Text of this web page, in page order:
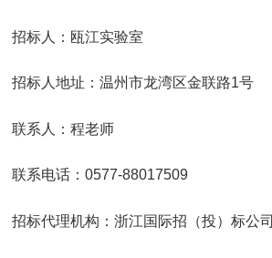
招标人：瓯江实验室
招标人地址：温州市龙湾区金联路1号
联系人：程老师
联系电话：0577-88017509
招标代理机构：浙江国际招（投）标公司